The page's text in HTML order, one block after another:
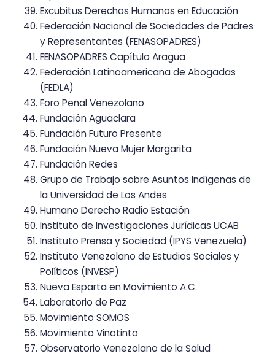
Excubitus Derechos Humanos en Educación
Federación Nacional de Sociedades de Padres
y Representantes (FENASOPADRES)
FENASOPADRES Capítulo Aragua
Federación Latinoamericana de Abogadas
(FEDLA)
Foro Penal Venezolano
Fundación Aguaclara
Fundación Futuro Presente
Fundación Nueva Mujer Margarita
Fundación Redes
Grupo de Trabajo sobre Asuntos Indígenas de
la Universidad de Los Andes
Humano Derecho Radio Estación
Instituto de Investigaciones Jurídicas UCAB
Instituto Prensa y Sociedad (IPYS Venezuela)
Instituto Venezolano de Estudios Sociales y
Políticos (INVESP)
Nueva Esparta en Movimiento A.C.
Laboratorio de Paz
Movimiento SOMOS
Movimiento Vinotinto
Observatorio Venezolano de la Salud